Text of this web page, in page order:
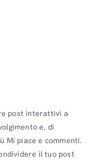
post interattivi a
e, di
Mi piace e commenti.
il tuo post